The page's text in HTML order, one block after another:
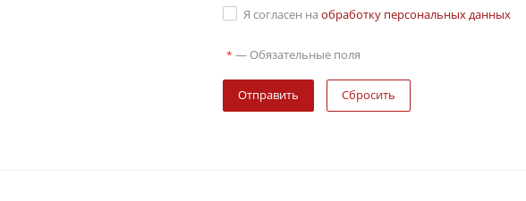
Я согласен на обработку персональных данных
* — Обязательные поля
Сбросить